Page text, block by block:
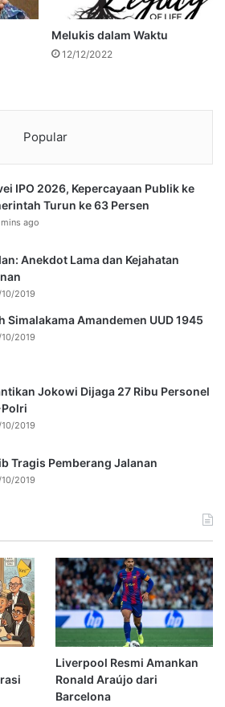
Melukis dalam Waktu
12/12/2022
Popular
IPO 2026, Kepercayaan Publik ke
Turun ke 63 Persen
ago
Anekdot Lama dan Kejahatan
2019
Simalakama Amandemen UUD 1945
2019
Jokowi Dijaga 27 Ribu Personel
2019
Tragis Pemberang Jalanan
2019
Liverpool Resmi Amankan
Ronald Araújo dari
Barcelona